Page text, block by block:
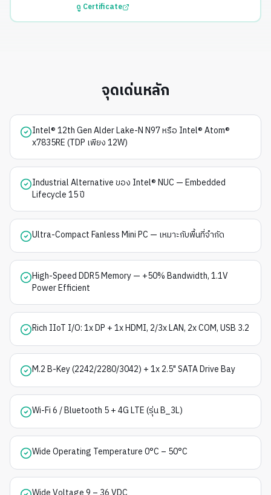
ดู Certificate
จุดเด่นหลัก
Intel® 12th Gen Alder Lake-N N97 หรือ Intel® Atom®
x7835RE (TDP เพียง 12W)
Industrial Alternative ของ Intel® NUC — Embedded
Lifecycle 15 ปี
Ultra-Compact Fanless Mini PC — เหมาะกับพื้นที่จำกัด
High-Speed DDR5 Memory — +50% Bandwidth, 1.1V
Power Efficient
Rich IIoT I/O: 1x DP + 1x HDMI, 2/3x LAN, 2x COM, USB 3.2
M.2 B-Key (2242/2280/3042) + 1x 2.5" SATA Drive Bay
Wi-Fi 6 / Bluetooth 5 + 4G LTE (รุ่น B_3L)
Wide Operating Temperature 0°C – 50°C